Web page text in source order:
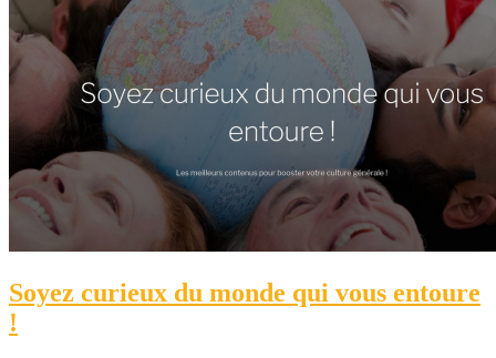
Soyez curieux du monde qui vous entoure
!